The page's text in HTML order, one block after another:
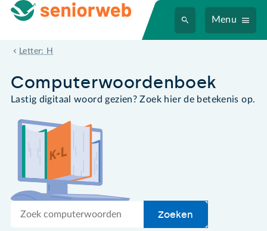
Menu
Letter: H
hypertext
Computer­woordenboek
Lastig digitaal woord gezien? Zoek hier de betekenis op.
Zoek
Zoeken